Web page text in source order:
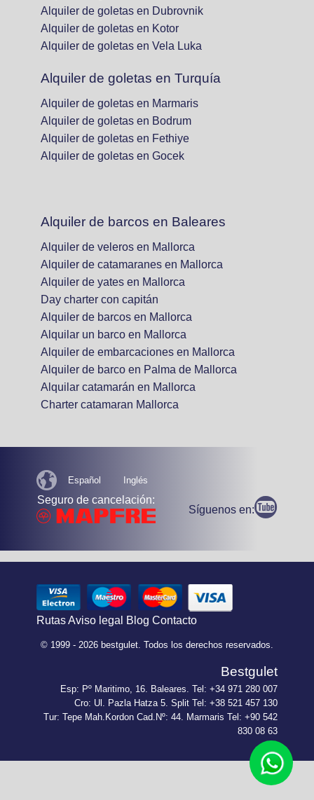
Alquiler de goletas en Dubrovnik
Alquiler de goletas en Kotor
Alquiler de goletas en Vela Luka
Alquiler de goletas en Turquía
Alquiler de goletas en Marmaris
Alquiler de goletas en Bodrum
Alquiler de goletas en Fethiye
Alquiler de goletas en Gocek
Alquiler de barcos en Baleares
Alquiler de veleros en Mallorca
Alquiler de catamaranes en Mallorca
Alquiler de yates en Mallorca
Day charter con capitán
Alquiler de barcos en Mallorca
Alquilar un barco en Mallorca
Alquiler de embarcaciones en Mallorca
Alquiler de barco en Palma de Mallorca
Alquilar catamarán en Mallorca
Charter catamaran Mallorca
Español Inglés
Seguro de cancelación:
Síguenos en:
RutasAviso legal Blog Contacto
© 1999 - 2026 bestgulet. Todos los derechos reservados.
Bestgulet
Esp: Pº Maritimo, 16. Baleares. Tel: +34 971 280 007
Cro: Ul. Pazla Hatza 5. Split Tel: +38 521 457 130
Tur: Tepe Mah.Kordon Cad.Nº: 44. Marmaris Tel: +90 542
830 08 63